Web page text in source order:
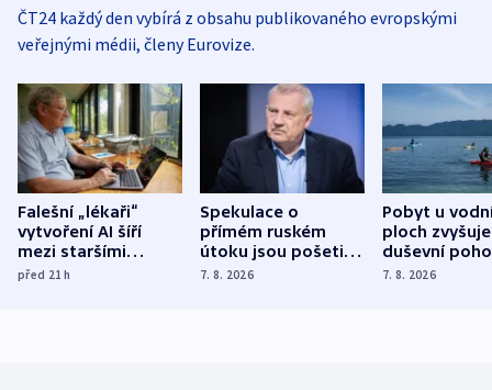
ČT24 každý den vybírá z obsahu publikovaného evropskými
veřejnými médii, členy Eurovize.
Falešní „lékaři“
vytvoření AI šíří
mezi staršími
Poláky nebezpečné
před 21h
Spekulace o
přímém ruském
útoku jsou pošetilé,
míní estonský
7. 8. 2026
Pobyt u
ploch zvyšuje
duševní
ukázala
7. 8. 2026